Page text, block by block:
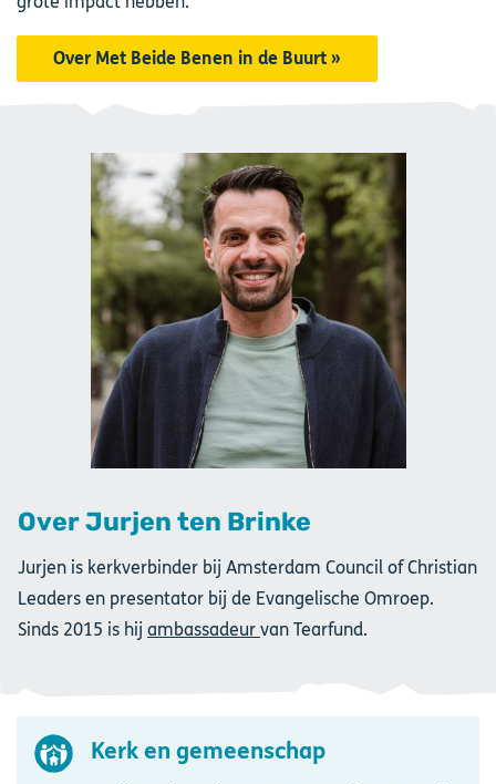
Over Met Beide Benen in de Buurt »
Afbeelding
Over Jurjen ten Brinke
Jurjen is kerkverbinder bij Amsterdam Council of Christian
Leaders en presentator bij de Evangelische Omroep.
Sinds 2015 is hij ambassadeur van Tearfund.
AfbeeldingKerk en gemeenschap